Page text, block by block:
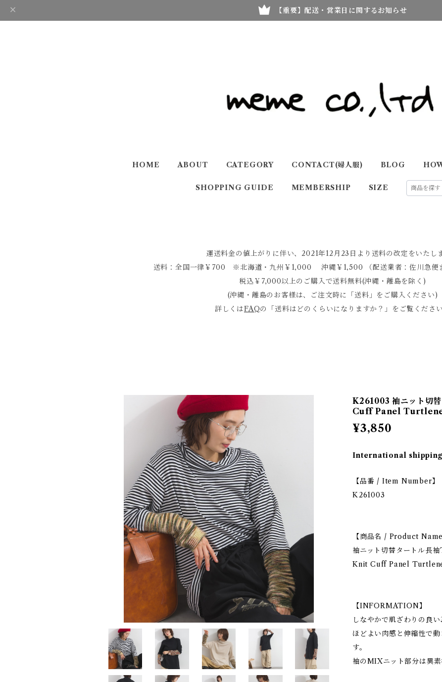
【重要】配送・営業日に関するお知らせ
HOME ABOUT CATEGORY CONTACT(婦人服) BLOG
SHOPPING GUIDE MEMBERSHIP SIZE
運送料金の値上がりに伴い、2021年12月23日より送料の改定をいたしま
送料：全国一律￥700 ※北海道・九州￥1,000 沖縄￥1,500 （配送業者：佐川急便
税込￥7,000以上のご購入で送料無料(沖縄・離島を除く)
(沖縄・離島のお客様は、ご注文時に「送料」をご購入ください)
詳しくはFAQの「送料はどのくらいになりますか？」をご覧ください
K261003 袖ニット切
Cuff Panel
¥3,850
International
【品番 / Item Number】
K261003
【商品名 / Product Name
袖ニット切替タートル長袖
Knit Cuff Panel
【INFORMATION】
しなやかで肌ざわりの良
ほどよい肉感と伸縮性で
す。
袖のMIXニット部分は異素